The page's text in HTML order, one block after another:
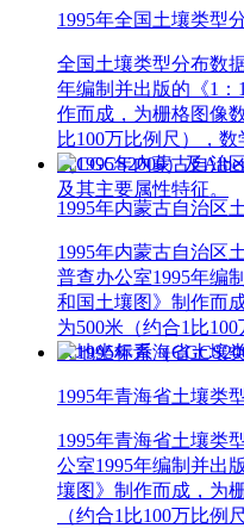
1995年全国土壤类型
全国土壤类型分布数
年编制并出版的《1：
作而成，为栅格图像
比100万比例尺），
（CGCS2000）及
及其主要属性特征。
1995年内蒙古自治区
1995年内蒙古自治区
普查办公室1995年编
和国土壤图》制作而
为500米（约合1比
大地坐标系（
1995年青海省土壤类
1995年青海省土壤类
公室1995年编制并出
壤图》制作而成，为
（约合1比100万比例